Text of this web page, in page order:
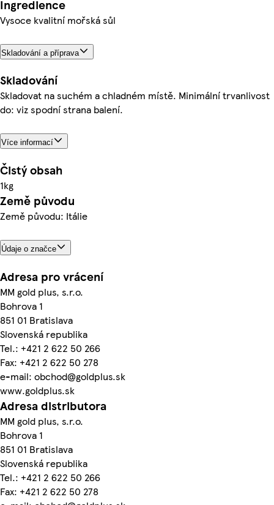
Ingredience
Vysoce kvalitní mořská sůl
Skladování a příprava
Skladování
Skladovat na suchém a chladném místě. Minimální trvanlivost
do: viz spodní strana balení.
Více informací
Čistý obsah
1kg
Země původu
Země původu: Itálie
Údaje o značce
Adresa pro vrácení
MM gold plus, s.r.o.
Bohrova 1
851 01 Bratislava
Slovenská republika
Tel.: +421 2 622 50 266
Fax: +421 2 622 50 278
e-mail: obchod@goldplus.sk
www.goldplus.sk
Adresa distributora
MM gold plus, s.r.o.
Bohrova 1
851 01 Bratislava
Slovenská republika
Tel.: +421 2 622 50 266
Fax: +421 2 622 50 278